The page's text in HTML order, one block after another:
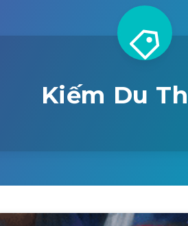
Kiếm Du